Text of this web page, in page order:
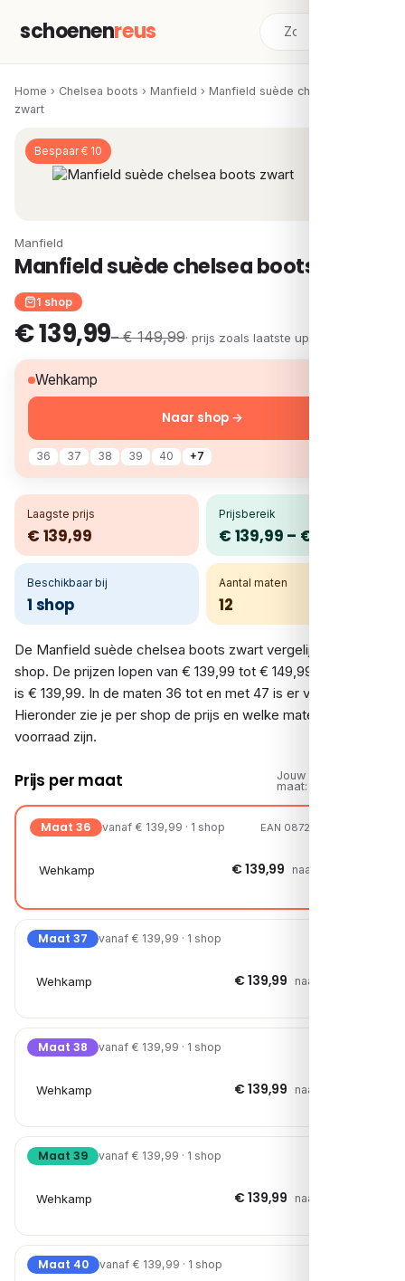
schoenenreus
Home › Chelsea boots › Manfield › Manfield suède chelsea boots
zwart
Bespaar € 10
Manfield
Manfield suède chelsea boots zwart
1 shop
€ 139,99– € 149,99· prijs zoals laatste update
Wehkamp
36 37 38 39 40 +7
Naar shop →
Laagste prijs
€ 139,99
Prijsbereik
€ 139,99 – € 149,99
Beschikbaar bij
1 shop
Aantal maten
12
De Manfield suède chelsea boots zwart vergelijk je bij 1
shop. De prijzen lopen van € 139,99 tot € 149,99; de laagste
is € 139,99. In de maten 36 tot en met 47 is er voorraad.
Hieronder zie je per shop de prijs en welke maten op
voorraad zijn.
Prijs per maat
Jouw
maat:
Maat 36 vanaf € 139,99 · 1 shop EAN 08720527702028
Wehkamp € 139,99 naar shop →
Maat 37 vanaf € 139,99 · 1 shop
Wehkamp € 139,99 naar shop →
Maat 38 vanaf € 139,99 · 1 shop
Wehkamp € 139,99 naar shop →
Maat 39 vanaf € 139,99 · 1 shop
Wehkamp € 139,99 naar shop →
Maat 40 vanaf € 139,99 · 1 shop